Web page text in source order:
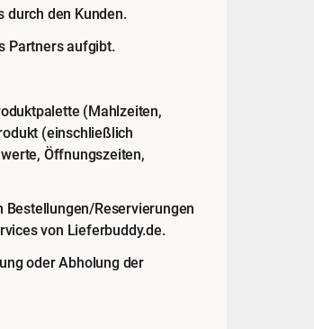
durch den Kunden.
Partners aufgibt.
(Mahlzeiten,
(einschließlich
Öffnungszeiten,
Bestellungen/Reservierungen
von Lieferbuddy.de.
oder Abholung der